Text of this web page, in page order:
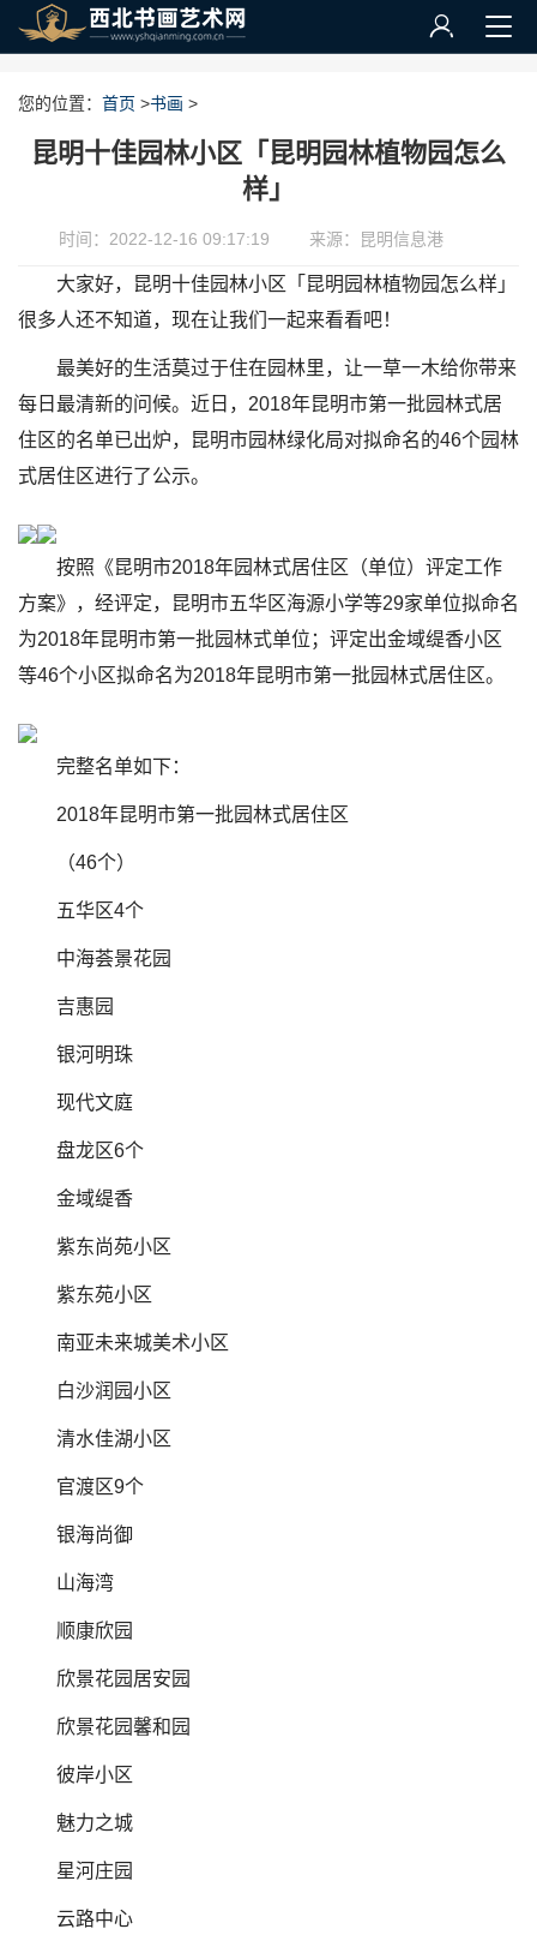
您的位置： 首页 >书画 >
昆明十佳园林小区「昆明园林植物园怎么
样」
时间：2022-12-16 09:17:19 来源：昆明信息港
大家好，昆明十佳园林小区「昆明园林植物园怎么样」
很多人还不知道，现在让我们一起来看看吧！
最美好的生活莫过于住在园林里，让一草一木给你带来
每日最清新的问候。近日，2018年昆明市第一批园林式居
住区的名单已出炉，昆明市园林绿化局对拟命名的46个园林
式居住区进行了公示。
按照《昆明市2018年园林式居住区（单位）评定工作
方案》，经评定，昆明市五华区海源小学等29家单位拟命名
为2018年昆明市第一批园林式单位；评定出金域缇香小区
等46个小区拟命名为2018年昆明市第一批园林式居住区。
完整名单如下：
2018年昆明市第一批园林式居住区
（46个）
五华区4个
中海荟景花园
吉惠园
银河明珠
现代文庭
盘龙区6个
金域缇香
紫东尚苑小区
紫东苑小区
南亚未来城美术小区
白沙润园小区
清水佳湖小区
官渡区9个
银海尚御
山海湾
顺康欣园
欣景花园居安园
欣景花园馨和园
彼岸小区
魅力之城
星河庄园
云路中心